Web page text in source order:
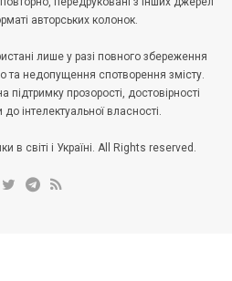
авторських колонок.
лише у разі повного збереження
недопущення спотворення змісту.
прозорості, достовірності
інтелектуальної власності.
в світі і Україні. All Rights reserved.